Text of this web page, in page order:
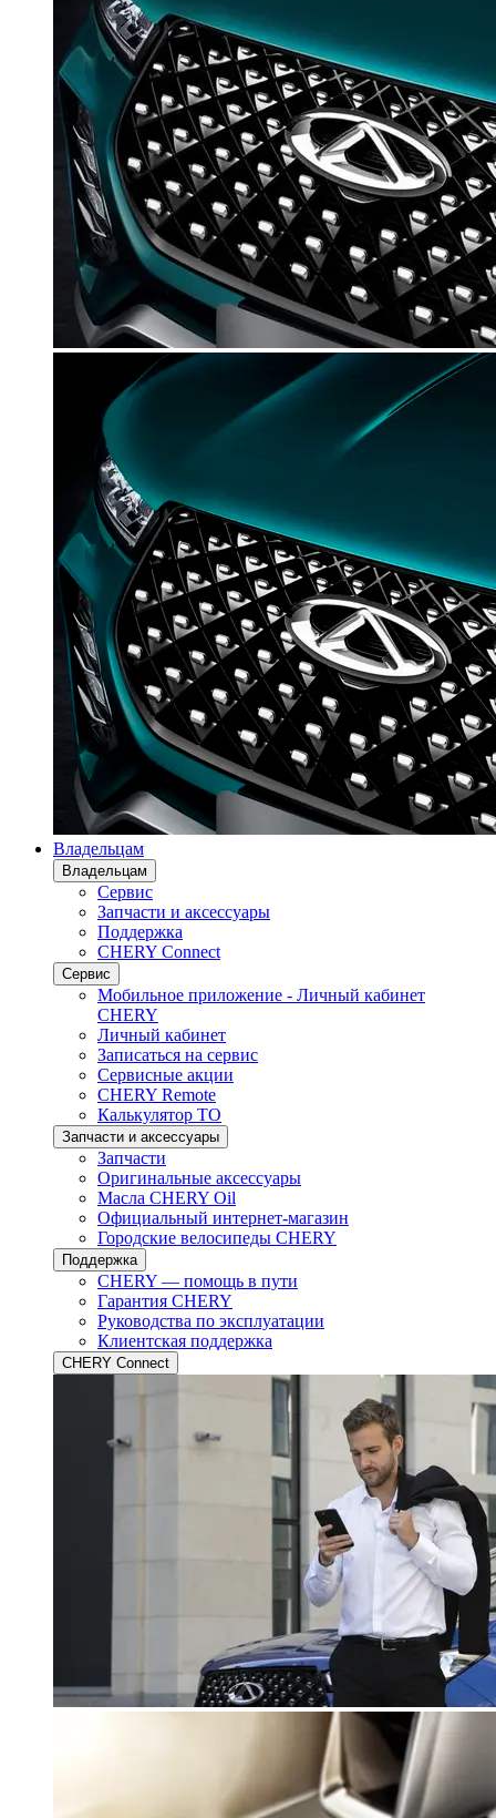
Владельцам
Владельцам
Сервис
Запчасти и аксессуары
Поддержка
CHERY Connect
Сервис
Мобильное приложение - Личный кабинет
CHERY
Личный кабинет
Записаться на сервис
Сервисные акции
CHERY Remote
Калькулятор ТО
Запчасти и аксессуары
Запчасти
Оригинальные аксессуары
Масла CHERY Oil
Официальный интернет-магазин
Городские велосипеды CHERY
Поддержка
CHERY — помощь в пути
Гарантия CHERY
Руководства по эксплуатации
Клиентская поддержка
CHERY Connect